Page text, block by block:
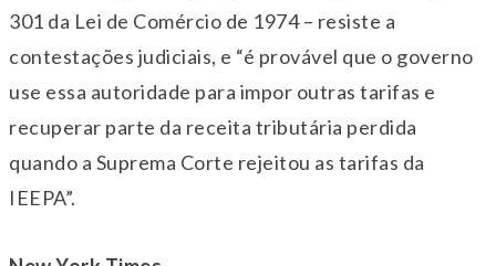
301 da Lei de Comércio de 1974 – resiste a
contestações judiciais, e “é provável que o governo
use essa autoridade para impor outras tarifas e
recuperar parte da receita tributária perdida
quando a Suprema Corte rejeitou as tarifas da
IEEPA”.